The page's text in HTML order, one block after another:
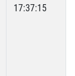
17:37:15